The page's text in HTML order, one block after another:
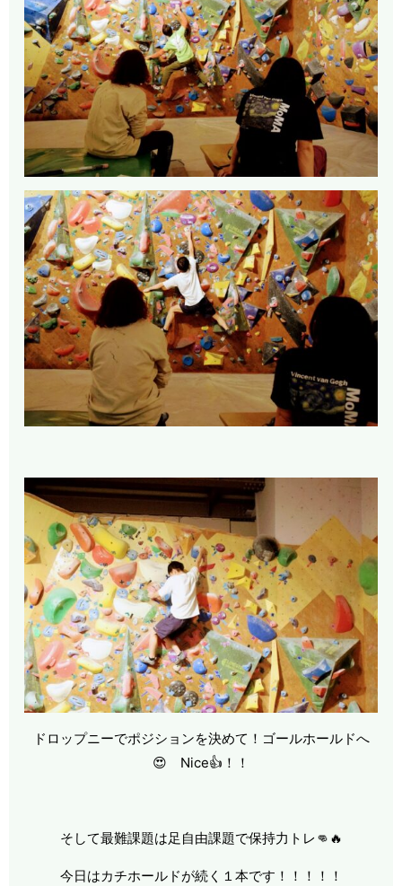
ドロップニーでポジションを決めて！ゴールホールドへ
😍 Nice👍！！
そして最難課題は足自由課題で保持力トレ👊🔥
今日はカチホールドが続く１本です！！！！！